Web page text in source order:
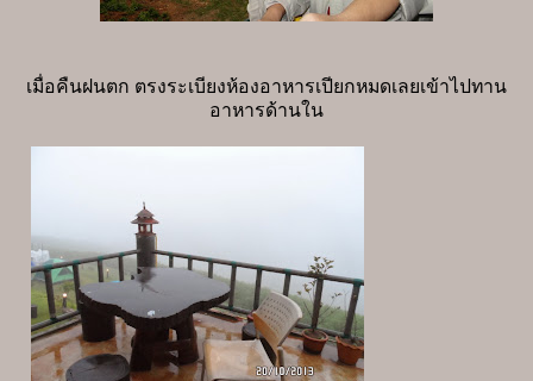
เมื่อคืนฝนตก ตรงระเบียงห้องอาหารเปียกหมดเลยเข้าไปทาน
อาหารด้านใน